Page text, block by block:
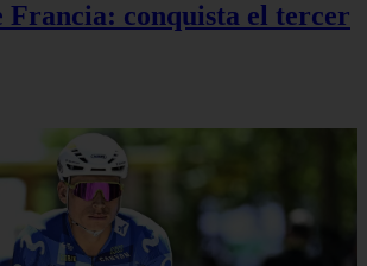
Francia: conquista el tercer